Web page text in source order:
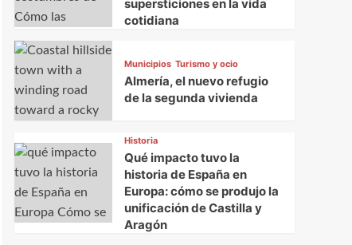
supersticiones en la vida
cotidiana
Municipios Turismo y ocio
Almería, el nuevo refugio
de la segunda vivienda
Historia
Qué impacto tuvo la
historia de España en
Europa: cómo se produjo la
unificación de Castilla y
Aragón